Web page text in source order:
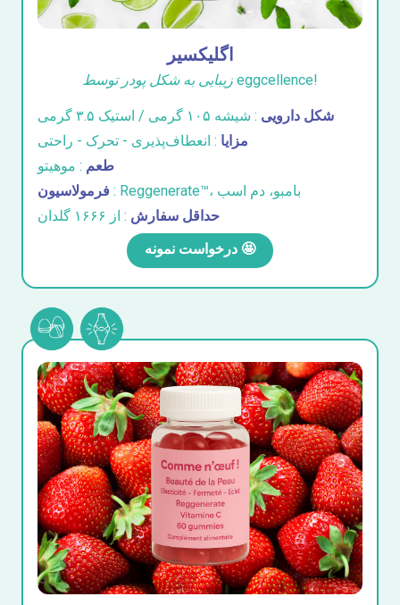
اگلیکسیر
زیبایی به شکل پودر توسط eggcellence!
شکل دارویی : شیشه ۱۰۵ گرمی / استیک ۳.۵ گرمی
مزایا : انعطاف‌پذیری - تحرک - راحتی
طعم : موهیتو
فرمولاسیون
: Reggenerate™، بامبو، دم اسب
حداقل سفارش : از ۱۶۶۶ گلدان
درخواست نمونه 🤩